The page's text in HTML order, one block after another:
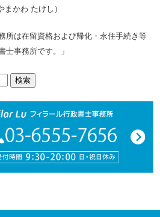
まかわ たけし）
所は在留資格および帰化・永住手続き等
士事務所です。」